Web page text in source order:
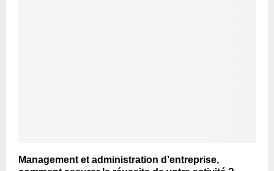
Management et administration d’entreprise,